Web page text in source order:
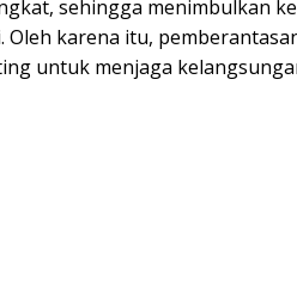
sehingga menimbulkan
karena itu,
untuk menjaga